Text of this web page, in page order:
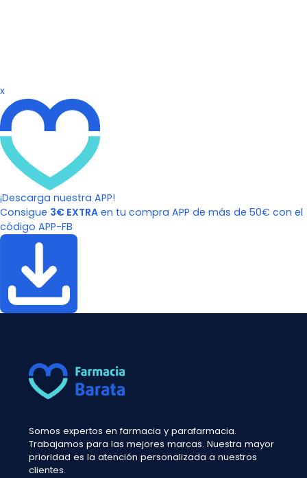
x
¡Descarga nuestra APP!
Consigue 3€ EXTRA en tu compra APP de más de 50€ con el
código APP-FB
Somos expertos en farmacia y parafarmacia.
Trabajamos para las mejores marcas. Nuestra mayor
prioridad es la atención personalizada a nuestros
clientes.